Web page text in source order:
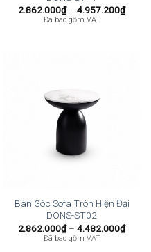
2.862.000₫ – 4.957.200₫
giá:
Đã bao gồm VAT
Bàn Góc Sofa Tròn Hiện Đại
DONS-ST02
2.862.000₫ – 4.482.000₫
giá:
Đã bao gồm VAT